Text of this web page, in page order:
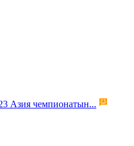
Азия чемпионатын...